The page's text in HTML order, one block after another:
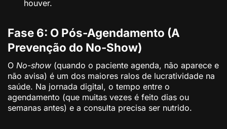
houver.
Fase 6: O Pós-Agendamento (A
Prevenção do No-Show)
O No-show (quando o paciente agenda, não aparece e
não avisa) é um dos maiores ralos de lucratividade na
saúde. Na jornada digital, o tempo entre o
agendamento (que muitas vezes é feito dias ou
semanas antes) e a consulta precisa ser nutrido.